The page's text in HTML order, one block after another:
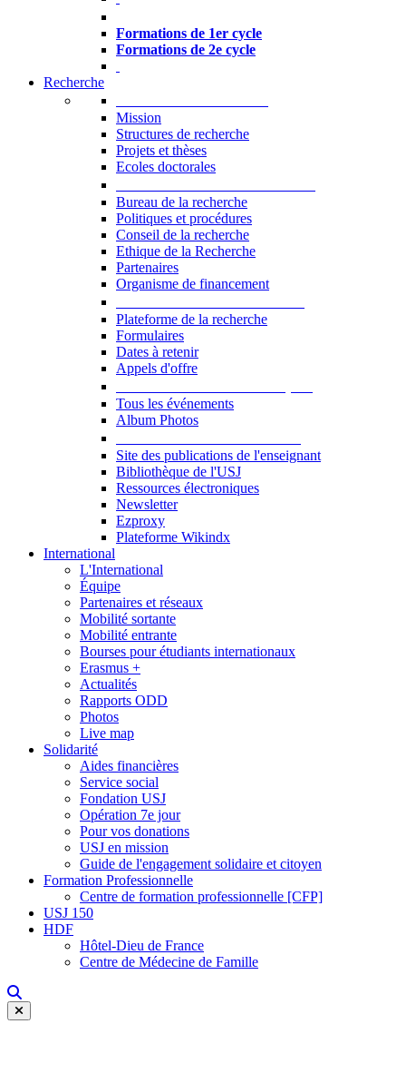
Formations de 1er cycle
Formations de 2e cycle
Recherche
Mission
Structures de recherche
Projets et thèses
Ecoles doctorales
Bureau de la recherche
Politiques et procédures
Conseil de la recherche
Ethique de la Recherche
Partenaires
Organisme de financement
Plateforme de la recherche
Formulaires
Dates à retenir
Appels d'offre
Tous les événements
Album Photos
Site des publications de l'enseignant
Bibliothèque de l'USJ
Ressources électroniques
Newsletter
Ezproxy
Plateforme Wikindx
International
L'International
Équipe
Partenaires et réseaux
Mobilité sortante
Mobilité entrante
Bourses pour étudiants internationaux
Erasmus +
Actualités
Rapports ODD
Photos
Live map
Solidarité
Aides financières
Service social
Fondation USJ
Opération 7e jour
Pour vos donations
USJ en mission
Guide de l'engagement solidaire et citoyen
Formation Professionnelle
Centre de formation professionnelle [CFP]
USJ 150
HDF
Hôtel-Dieu de France
Centre de Médecine de Famille